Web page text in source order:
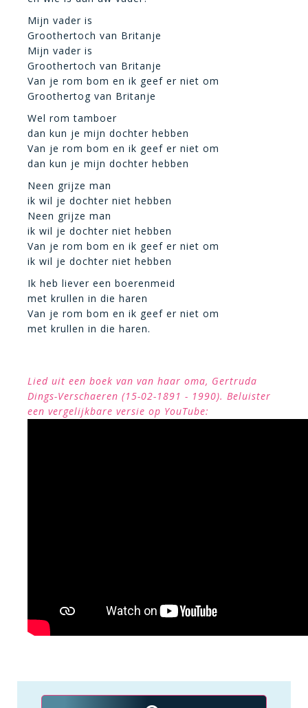
Mijn vader is
Groothertoch van Britanje
Mijn vader is
Groothertoch van Britanje
Van je rom bom en ik geef er niet om
Groothertog van Britanje
Wel rom tamboer
dan kun je mijn dochter hebben
Van je rom bom en ik geef er niet om
dan kun je mijn dochter hebben
Neen grijze man
ik wil je dochter niet hebben
Neen grijze man
ik wil je dochter niet hebben
Van je rom bom en ik geef er niet om
ik wil je dochter niet hebben
Ik heb liever een boerenmeid
met krullen in die haren
Van je rom bom en ik geef er niet om
met krullen in die haren.
Lied uit een boek van van haar oma, Gertruda
Dings-Verschaeren (15-02-1891 - 1990). Beluister
een vergelijkbare versie op YouTube: